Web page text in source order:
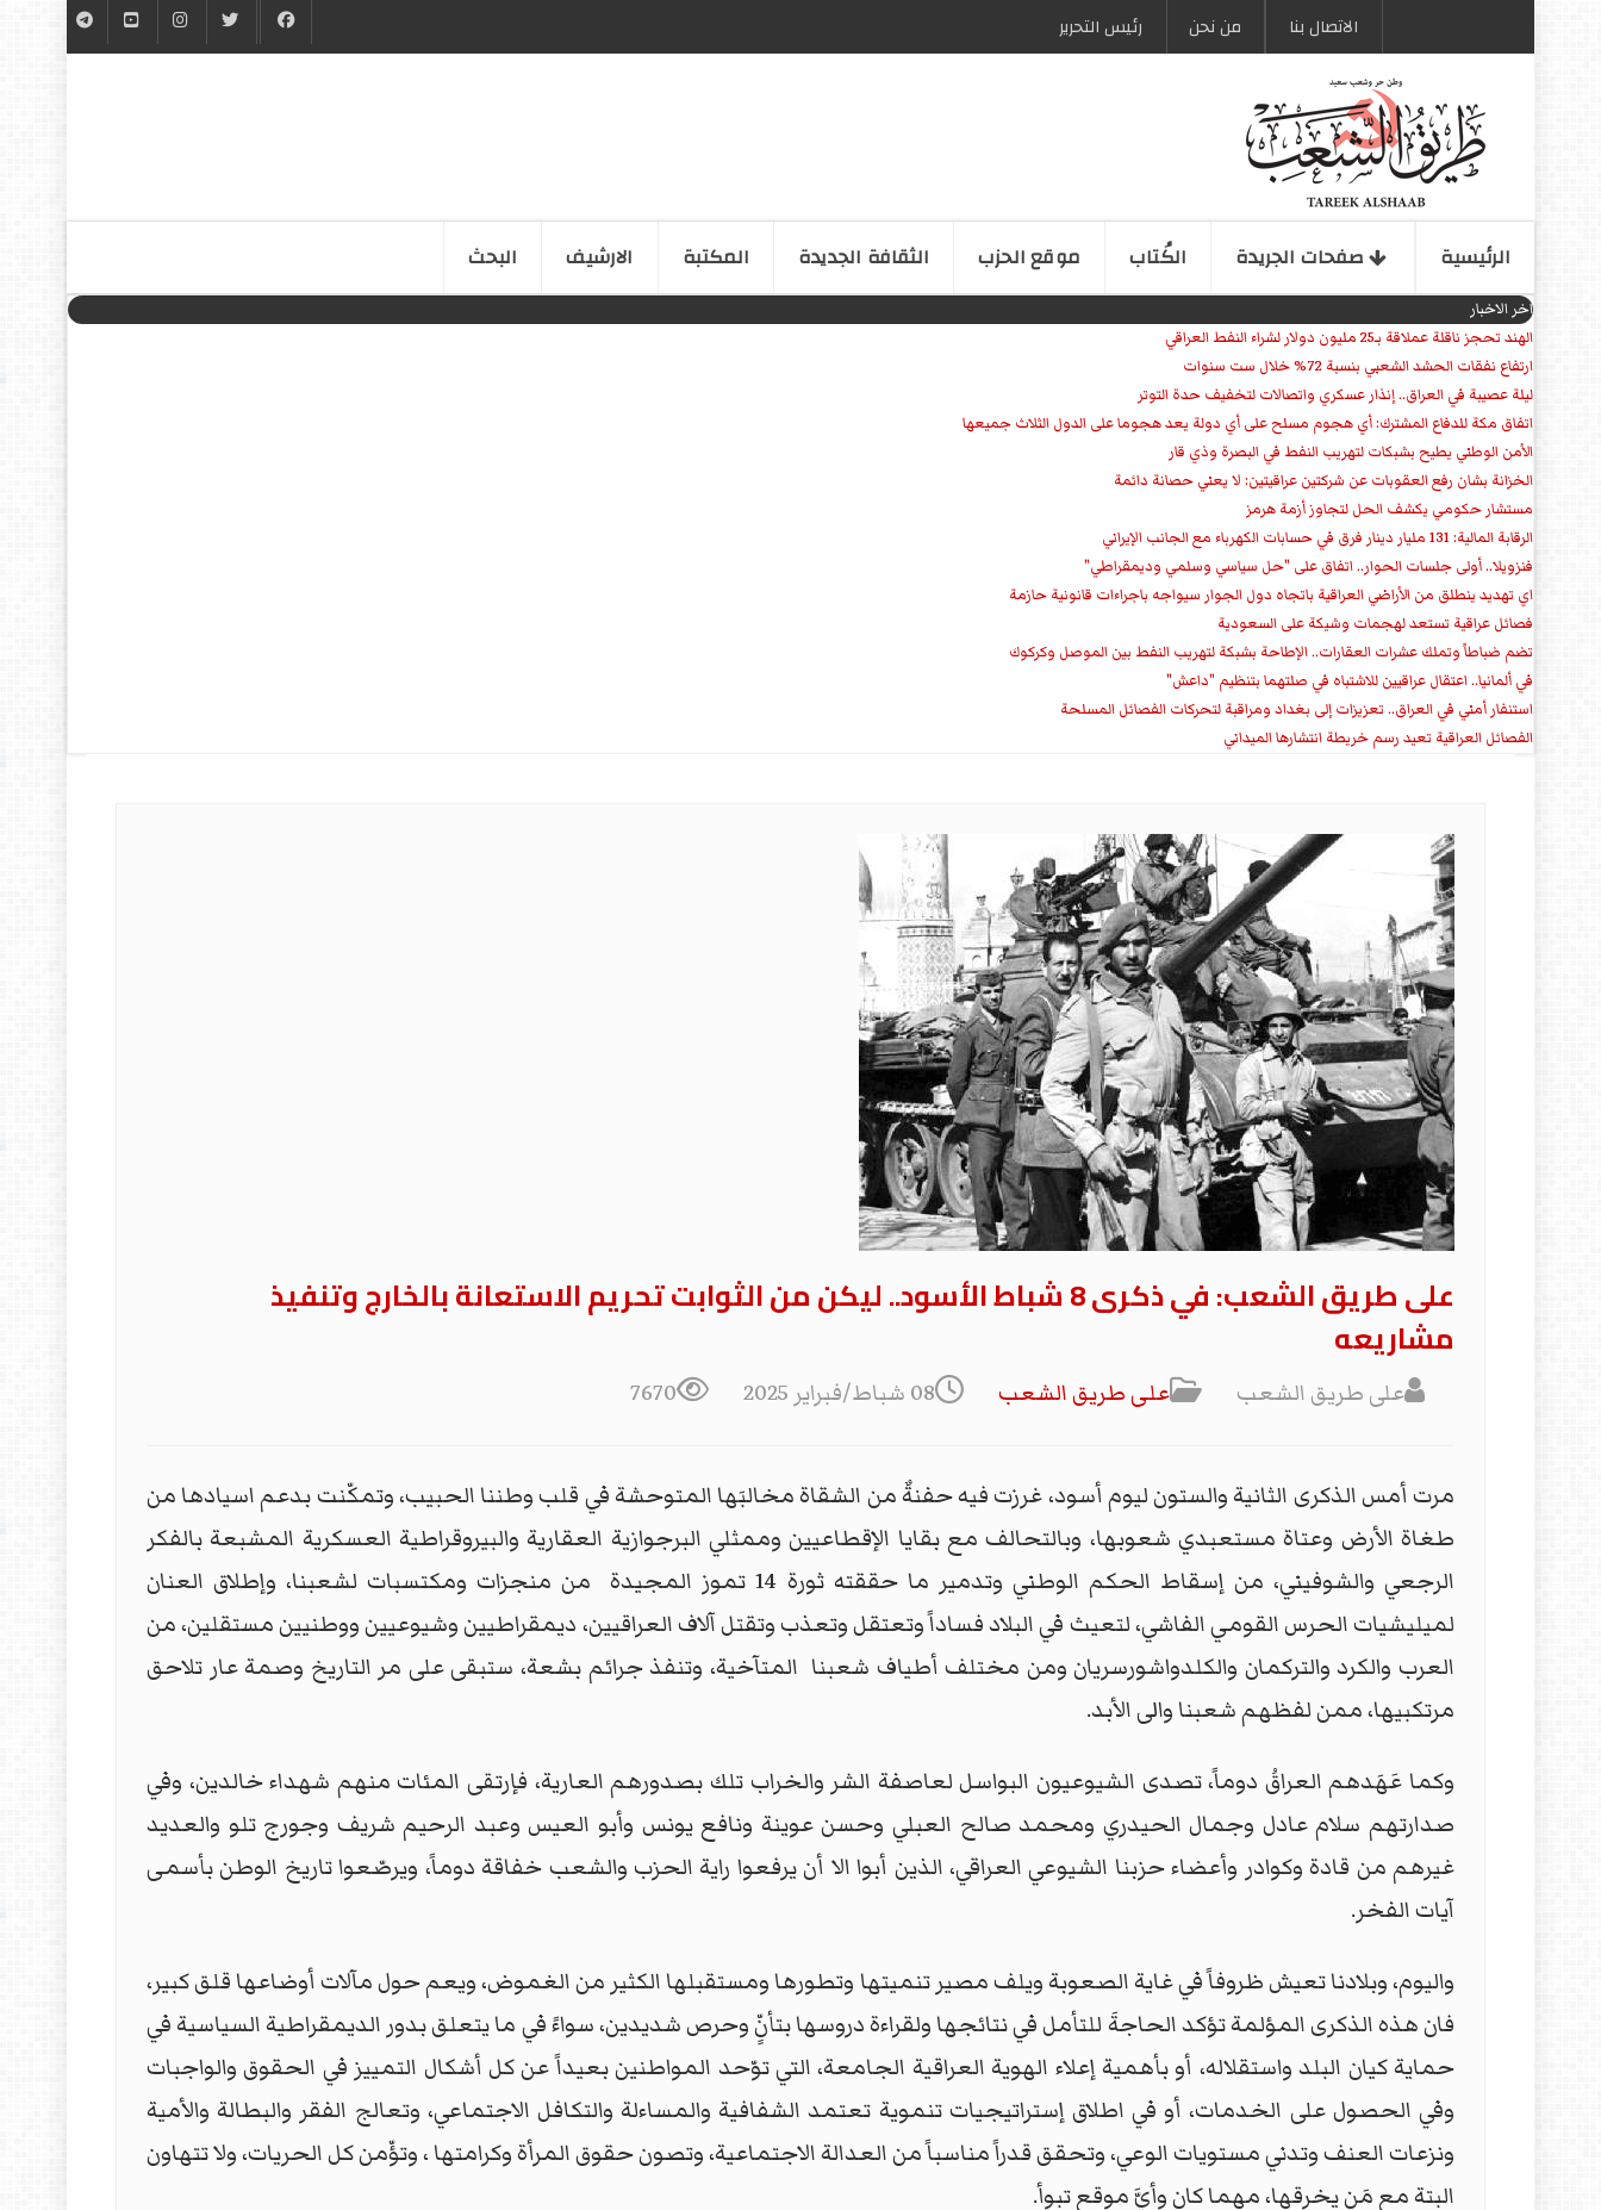
الاتصال بنا من نحن رئیس التحریر
الرئیسیة صفحات الجریدة الكُتاب موقع الحزب الثقافة الجدیدة المكتبة الارشیف البحث
اخر الاخبار
الهند تحجز ناقلة عملاقة بـ25 مليون دولار لشراء النفط العراقي
ارتفاع نفقات الحشد الشعبي بنسبة 72% خلال ست سنوات
ليلة عصيبة في العراق.. إنذار عسكري واتصالات لتخفيف حدة التوتر
‏اتفاق مكة للدفاع المشترك: أي هجوم مسلح على أي دولة يعد هجوما على الدول الثلاث جميعها
الأمن الوطني يطيح بشبكات لتهريب النفط في البصرة وذي قار
الخزانة بشان رفع العقوبات عن شركتين عراقيتين: لا يعني حصانة دائمة
مستشار حكومي يكشف الحل لتجاوز أزمة هرمز
الرقابة المالية: 131 مليار دينار فرق في حسابات الكهرباء مع الجانب الإيراني
فنزويلا.. أولى جلسات الحوار.. اتفاق على "حل سياسي وسلمي وديمقراطي"
اي تهديد ينطلق من الأراضي العراقية باتجاه دول الجوار سيواجه باجراءات قانونية حازمة
فصائل عراقية تستعد لهجمات وشيكة على السعودية
تضم ضباطاً وتملك عشرات العقارات.. الإطاحة بشبكة لتهريب النفط بين الموصل وكركوك
في ألمانيا.. اعتقال عراقيين للاشتباه في صلتهما بتنظيم "داعش"
استنفار أمني في العراق.. تعزيزات إلى بغداد ومراقبة لتحركات الفصائل المسلحة
الفصائل العراقية تعيد رسم خريطة انتشارها الميداني
على طريق الشعب: في ذكرى 8 شباط الأسود.. ليكن من الثوابت تحريم الاستعانة بالخارج وتنفيذ
مشاريعه
على طريق الشعب علی طریق الشعب 08 شباط/فبراير 2025 7670
مرت أمس الذكرى الثانية والستون ليوم أسود، غرزت فيه حفنةٌ من الشقاة مخالبَها المتوحشة في قلب وطننا الحبيب، وتمكّنت بدعم اسيادها من
طغاة الأرض وعتاة مستعبدي شعوبها، وبالتحالف مع بقايا الإقطاعيين وممثلي البرجوازية العقارية والبيروقراطية العسكرية المشبعة بالفكر
الرجعي والشوفيني، من إسقاط الحكم الوطني وتدمير ما حققته ثورة 14 تموز المجيدة من منجزات ومكتسبات لشعبنا، وإطلاق العنان
لميليشيات الحرس القومي الفاشي، لتعيث في البلاد فساداً وتعتقل وتعذب وتقتل آلاف العراقيين، ديمقراطيين وشيوعيين ووطنيين مستقلين، من
العرب والكرد والتركمان والكلدواشورسريان ومن مختلف أطياف شعبنا المتآخية، وتنفذ جرائم بشعة، ستبقى على مر التاريخ وصمة عار تلاحق
مرتكبيها، ممن لفظهم شعبنا والى الأبد.
وكما عَهَدهم العراقُ دوماً، تصدى الشيوعيون البواسل لعاصفة الشر والخراب تلك بصدورهم العارية، فإرتقى المئات منهم شهداء خالدين، وفي
صدارتهم سلام عادل وجمال الحيدري ومحمد صالح العبلي وحسن عوينة ونافع يونس وأبو العيس وعبد الرحيم شريف وجورج تلو والعديد
غيرهم من قادة وكوادر وأعضاء حزبنا الشيوعي العراقي، الذين أبوا الا أن يرفعوا راية الحزب والشعب خفاقة دوماً، ويرصّعوا تاريخ الوطن بأسمى
آيات الفخر.
واليوم، وبلادنا تعيش ظروفاً في غاية الصعوبة ويلف مصير تنميتها وتطورها ومستقبلها الكثير من الغموض، ويعم حول مآلات أوضاعها قلق كبير،
فان هذه الذكرى المؤلمة تؤكد الحاجةَ للتأمل في نتائجها ولقراءة دروسها بتأنٍّ وحرص شديدين، سواءً في ما يتعلق بدور الديمقراطية السياسية في
حماية كيان البلد واستقلاله، أو بأهمية إعلاء الهوية العراقية الجامعة، التي توّحد المواطنين بعيداً عن كل أشكال التمييز في الحقوق والواجبات
وفي الحصول على الخدمات، أو في اطلاق إستراتيجيات تنموية تعتمد الشفافية والمساءلة والتكافل الاجتماعي، وتعالج الفقر والبطالة والأمية
ونزعات العنف وتدني مستويات الوعي، وتحقق قدراً مناسباً من العدالة الاجتماعية، وتصون حقوق المرأة وكرامتها ، وتؤّمن كل الحريات، ولا تتهاون
البتة مع مَن يخرقها، مهما كان وأيَّ موقع تبوأ.